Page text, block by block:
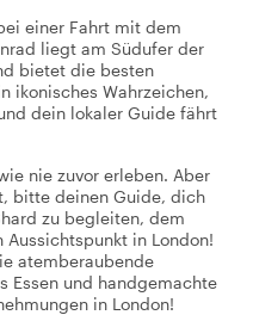
einer Fahrt mit dem
liegt am Südufer der
bietet die besten
ikonisches Wahrzeichen,
dein lokaler Guide fährt
nie zuvor erleben. Aber
bitte deinen Guide, dich
zu begleiten, dem
in London!
atemberaubende
Essen und handgemachte
in London!